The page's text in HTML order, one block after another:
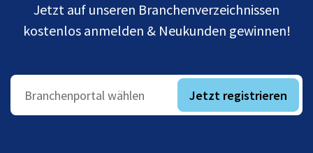
Jetzt auf unseren Branchenverzeichnissen
kostenlos anmelden & Neukunden gewinnen!
Branchenportal wählen Jetzt registrieren